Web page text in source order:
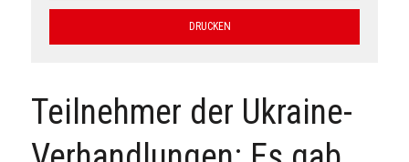
DRUCKEN
Teilnehmer der Ukraine-